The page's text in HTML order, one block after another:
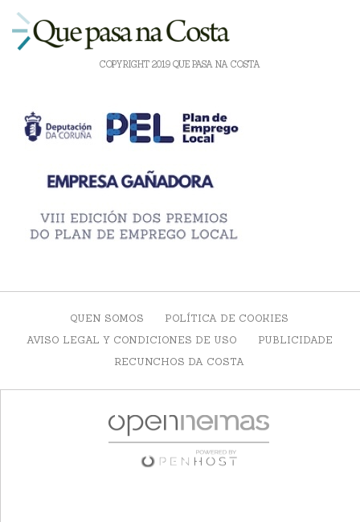
COPYRIGHT 2019 QUE PASA NA COSTA
QUEN SOMOS
POLÍTICA DE COOKIES
AVISO LEGAL Y CONDICIONES DE USO
PUBLICIDADE
RECUNCHOS DA COSTA